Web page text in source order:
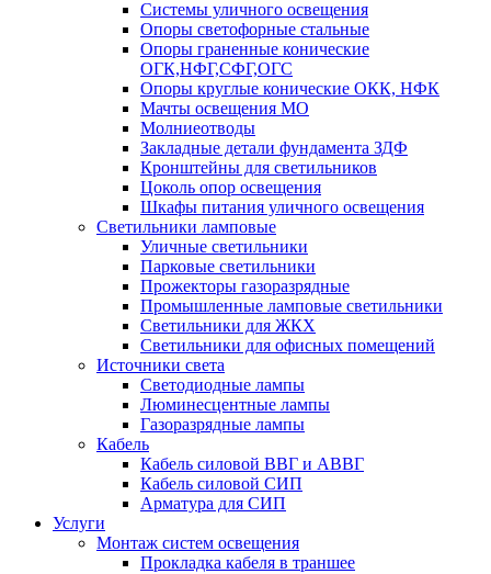
Системы уличного освещения
Опоры светофорные стальные
Опоры граненные конические
ОГК,НФГ,СФГ,ОГС
Опоры круглые конические ОКК, НФК
Мачты освещения МО
Молниеотводы
Закладные детали фундамента ЗДФ
Кронштейны для светильников
Цоколь опор освещения
Шкафы питания уличного освещения
Светильники ламповые
Уличные светильники
Парковые светильники
Прожекторы газоразрядные
Промышленные ламповые светильники
Светильники для ЖКХ
Светильники для офисных помещений
Источники света
Светодиодные лампы
Люминесцентные лампы
Газоразрядные лампы
Кабель
Кабель силовой ВВГ и АВВГ
Кабель силовой СИП
Арматура для СИП
Услуги
Монтаж систем освещения
Прокладка кабеля в траншее